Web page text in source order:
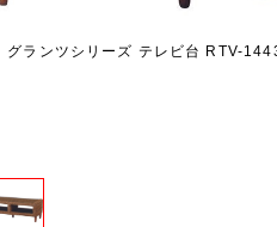
グランツシリーズ テレビ台 RTV-